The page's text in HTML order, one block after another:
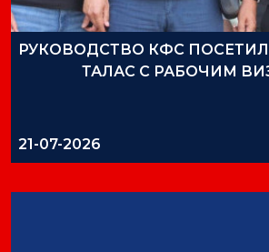
РУКОВОДСТВО КФС
ТАЛАС С РАБОЧИМ
21-07-2026